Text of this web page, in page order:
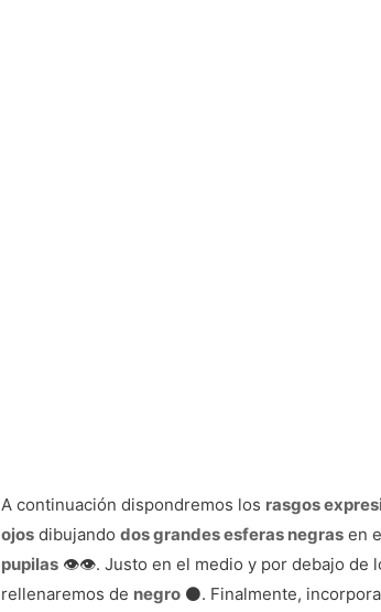
A continuación dispondremos los rasgos
ojos dibujandodos grandes esferas negras en
pupilas 👁️👁️. Justo en el medio y por debajo de
rellenaremos de negro ⚫. Finalmente,